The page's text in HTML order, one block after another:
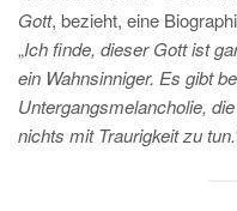
Gott, bezieht, eine
„Ich finde, dieser Gott ist
ein Wahnsinniger. Es gibt
Untergangsmelancholie,
nichts mit Traurigkeit zu tun.